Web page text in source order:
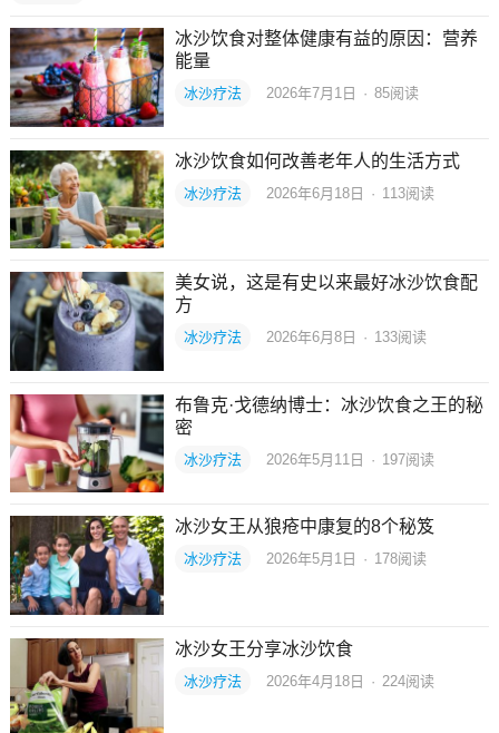
冰沙饮食对整体健康有益的原因：营养
能量
冰沙疗法 2026年7月1日 · 85阅读
冰沙饮食如何改善老年人的生活方式
冰沙疗法 2026年6月18日 · 113阅读
美女说，这是有史以来最好冰沙饮食配
方
冰沙疗法 2026年6月8日 · 133阅读
布鲁克·戈德纳博士：冰沙饮食之王的秘
密
冰沙疗法 2026年5月11日 · 197阅读
冰沙女王从狼疮中康复的8个秘笈
冰沙疗法 2026年5月1日 · 178阅读
冰沙女王分享冰沙饮食
冰沙疗法 2026年4月18日 · 224阅读